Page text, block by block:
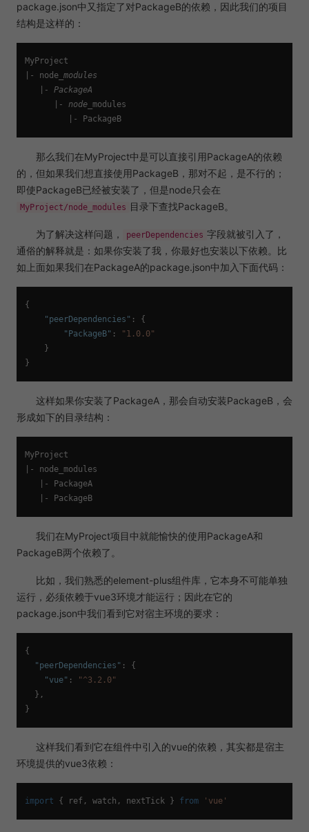
package.json中又指定了对PackageB的依赖，因此我们的项目
结构是这样的：
MyProject
|- node _modules
   |- PackageA
      |- node_
那么我们在MyProject中是可以直接引用PackageA的依赖
的，但如果我们想直接使用PackageB，那对不起，是不行的；
即使PackageB已经被安装了，但是node只会在
MyProject/node_modules 目录下查找PackageB。
为了解决这样问题， peerDependencies 字段就被引入了，
通俗的解释就是：如果你安装了我，你最好也安装以下依赖。比
如上面如果我们在PackageA的package.json中加入下面代码：
{
"peerDependencies" :
{
"PackageB" :
"1.0.0"
}
}
这样如果你安装了PackageA，那会自动安装PackageB，会
形成如下的目录结构：
MyProject
|- node_modules
   |- PackageA
我们在MyProject项目中就能愉快的使用PackageA和
PackageB两个依赖了。
比如，我们熟悉的element-plus组件库，它本身不可能单独
运行，必须依赖于vue3环境才能运行；因此在它的
package.json中我们看到它对宿主环境的要求：
{
"peerDependencies" :
{
"vue" :
"^3.2.0"
} ,
}
这样我们看到它在组件中引入的vue的依赖，其实都是宿主
环境提供的vue3依赖：
import { ref, watch, nextTick } from 'vue'